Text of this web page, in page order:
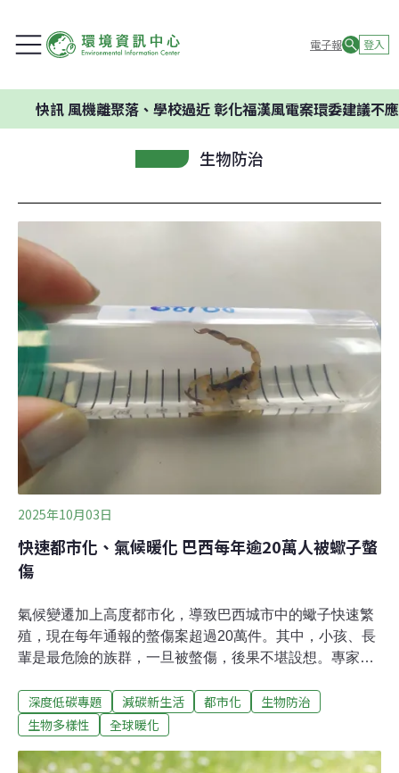
電子報 登入
風機離聚落、學校過近 彰化福漢風電案環委建議不應開發
生物防治
2025年10月03日
快速都市化、氣候暖化 巴西每年逾20萬人被蠍子螫
傷
氣候變遷加上高度都市化，導致巴西城市中的蠍子快速繁
殖，現在每年通報的螫傷案超過20萬件。其中，小孩、長
輩是最危險的族群，一旦被螫傷，後果不堪設想。專家呼
則開始推動防治措施。現在巴西人最擔心的，不是毒蛇，
不是老鼠，而是蠍子。這些頂著毒針的小生物，正悄悄入
24》報導，2023年巴西蠍子螫傷通報案例突破20萬起，平
深度低碳專題 減碳新生活 都市化
生物防治
生物多樣性
全球暖化